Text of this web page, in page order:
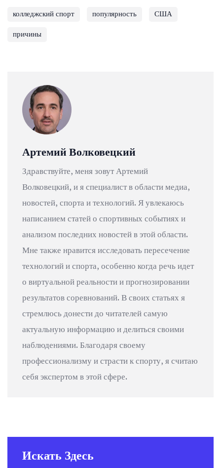
колледжский спорт популярность США
причины
Артемий Волковецкий
Здравствуйте, меня зовут Артемий
Волковецкий, и я специалист в области медиа,
новостей, спорта и технологий. Я увлекаюсь
написанием статей о спортивных событиях и
анализом последних новостей в этой области.
Мне также нравится исследовать пересечение
технологий и спорта, особенно когда речь идет
о виртуальной реальности и прогнозировании
результатов соревнований. В своих статьях я
стремлюсь донести до читателей самую
актуальную информацию и делиться своими
наблюдениями. Благодаря своему
профессионализму и страсти к спорту, я считаю
себя экспертом в этой сфере.
Искать Здесь